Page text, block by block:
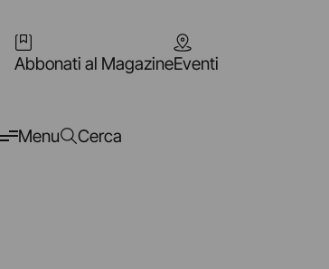
Abbonati al MagazineEventi
Menu Cerca